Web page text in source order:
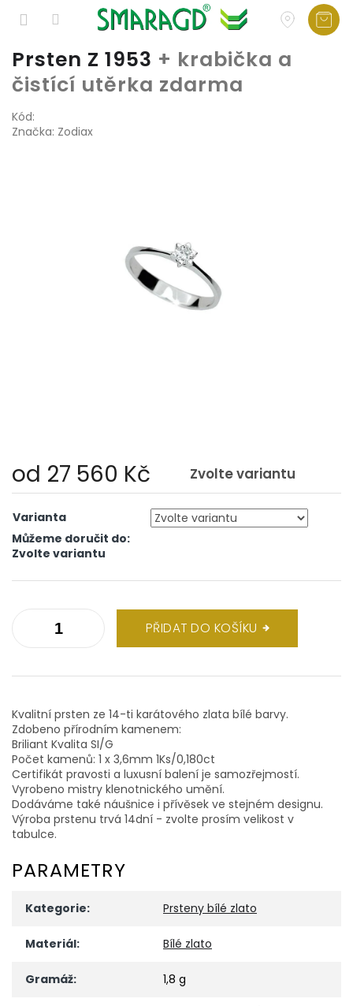
Přejít
obsah
Prsten Z 1953 + krabička a
čistící utěrka zdarma
Kód:
Značka: Zodiax
od 27 560 Kč Zvolte variantu
cena:
Varianta
Můžeme doručit do:
Zvolte variantu
PŘIDAT DO KOŠÍKU
Kvalitní prsten ze 14-ti karátového zlata bílé barvy.
Zdobeno přírodním kamenem:
Briliant Kvalita SI/G
Počet kamenů: 1 x 3,6mm 1Ks/0,180ct
Certifikát pravosti a luxusní balení je samozřejmostí.
Vyrobeno mistry klenotnického umění.
Dodáváme také náušnice i přívěsek ve stejném designu.
Výroba prstenu trvá 14dní - zvolte prosím velikost v
tabulce.
PARAMETRY
Kategorie: Prsteny bílé zlato
Materiál: Bílé zlato
Gramáž: 1,8 g